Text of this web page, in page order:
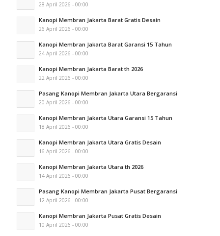
28 April 2026 - 00:00
Kanopi Membran Jakarta Barat Gratis Desain
26 April 2026 - 00:00
Kanopi Membran Jakarta Barat Garansi 15 Tahun
24 April 2026 - 00:00
Kanopi Membran Jakarta Barat th 2026
22 April 2026 - 00:00
Pasang Kanopi Membran Jakarta Utara Bergaransi
20 April 2026 - 00:00
Kanopi Membran Jakarta Utara Garansi 15 Tahun
18 April 2026 - 00:00
Kanopi Membran Jakarta Utara Gratis Desain
16 April 2026 - 00:00
Kanopi Membran Jakarta Utara th 2026
14 April 2026 - 00:00
Pasang Kanopi Membran Jakarta Pusat Bergaransi
12 April 2026 - 00:00
Kanopi Membran Jakarta Pusat Gratis Desain
10 April 2026 - 00:00